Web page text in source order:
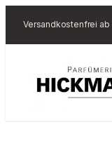
Versandkostenfrei ab